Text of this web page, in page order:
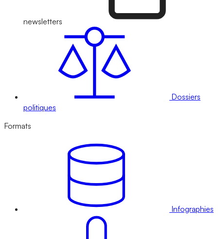
newsletters
Dossiers
politiques
Formats
Infographies